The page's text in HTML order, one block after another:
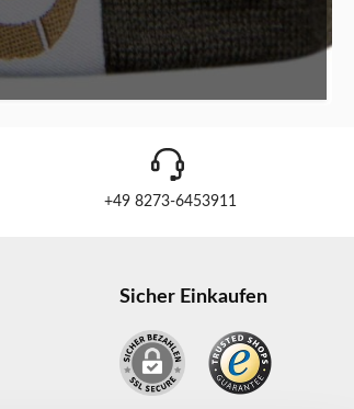
+49 8273-6453911
Sicher Einkaufen